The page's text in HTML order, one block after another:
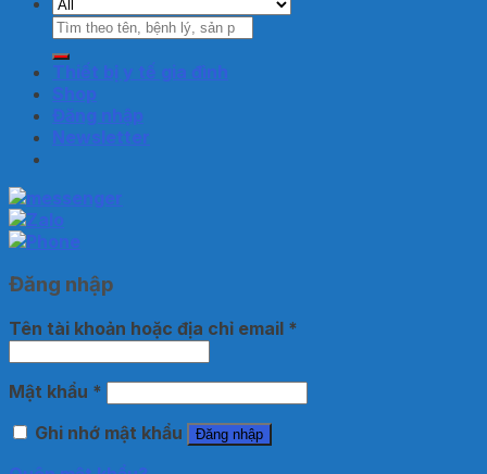
Tìm
kiếm:
Thiết bị y tế gia đình
Shop
Đăng nhập
Newsletter
Đăng nhập
Tên tài khoản hoặc địa chỉ email *
Mật khẩu *
Ghi nhớ mật khẩu
Đăng nhập